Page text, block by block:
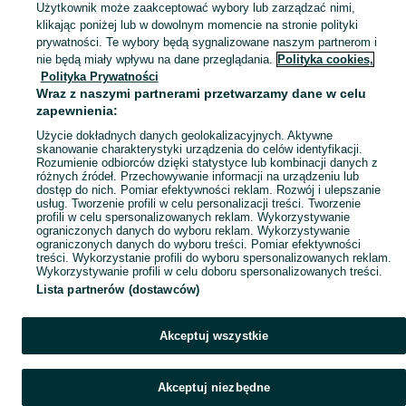
Mapa kategorii
Mapa miejscowości
Mapa ministron
Popularne wyszukiwania
Użytkownik może zaakceptować wybory lub zarządzać nimi,
klikając poniżej lub w dowolnym momencie na stronie polityki
prywatności. Te wybory będą sygnalizowane naszym partnerom i
nie będą miały wpływu na dane przeglądania. Polityka cookies,
Polityka Prywatności
Wraz z naszymi partnerami przetwarzamy dane w celu
zapewnienia:
Użycie dokładnych danych geolokalizacyjnych. Aktywne
skanowanie charakterystyki urządzenia do celów identyfikacji.
Rozumienie odbiorców dzięki statystyce lub kombinacji danych z
różnych źródeł. Przechowywanie informacji na urządzeniu lub
dostęp do nich. Pomiar efektywności reklam. Rozwój i ulepszanie
usług. Tworzenie profili w celu personalizacji treści. Tworzenie
profili w celu spersonalizowanych reklam. Wykorzystywanie
ograniczonych danych do wyboru reklam. Wykorzystywanie
ograniczonych danych do wyboru treści. Pomiar efektywności
treści. Wykorzystanie profili do wyboru spersonalizowanych reklam.
Wykorzystywanie profili w celu doboru spersonalizowanych treści.
Lista partnerów (dostawców)
Akceptuj wszystkie
Akceptuj niezbędne